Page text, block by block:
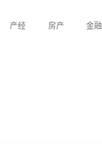
产经 房产 金融